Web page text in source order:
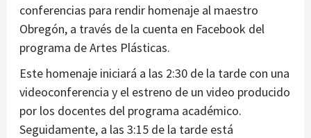
conferencias para rendir homenaje al maestro
Obregón, a través de la cuenta en Facebook del
programa de Artes Plásticas.
Este homenaje iniciará a las 2:30 de la tarde con una
videoconferencia y el estreno de un video producido
por los docentes del programa académico.
Seguidamente, a las 3:15 de la tarde está